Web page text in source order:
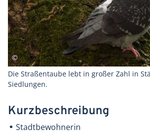
Die Straßentaube lebt in großer Zahl in
Siedlungen.
Kurzbeschreibung
Stadtbewohnerin